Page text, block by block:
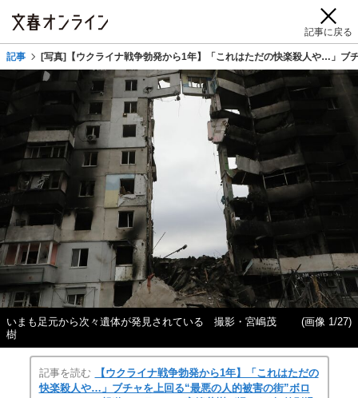
記事に戻る
記事 [写真]【ウクライナ戦争勃発から1年】「これはただの快楽殺人や…」ブ
いまも足元から次々遺体が発見されている 撮影・宮嶋茂
樹
(画像 1/27)
記事を読む
【ウクライナ戦争勃発から1年】「これはただの
快楽殺人や…」ブチャを上回る“最悪の人的被害の街”ボロ